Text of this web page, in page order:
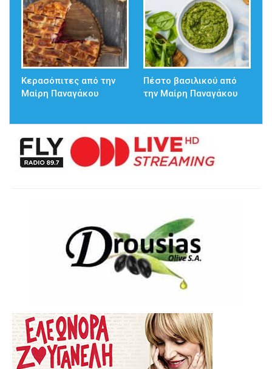
Κερασόπιτες από την
Μαίρη Παναγάκου
Πέστο βασιλικού από
την Μαίρη Παναγάκου